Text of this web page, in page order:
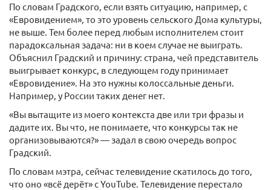
По словам Градского, если взять ситуацию, например, с
«Евровидением», то это уровень сельского Дома культуры,
не выше. Тем более перед любым исполнителем стоит
парадоксальная задача: ни в коем случае не выиграть.
Объяснил Градский и причину: страна, чей представитель
выигрывает конкурс, в следующем году принимает
«Евровидение». На это нужны колоссальные деньги.
Например, у России таких денег нет.
«Вы вытащите из моего контекста две или три фразы и
дадите их. Вы что, не понимаете, что конкурсы так не
организовываются?» — задал в свою очередь вопрос
Градский.
По словам мэтра, сейчас телевидение скатилось до того,
что оно «всё дерёт» с YouTube. Телевидение перестало